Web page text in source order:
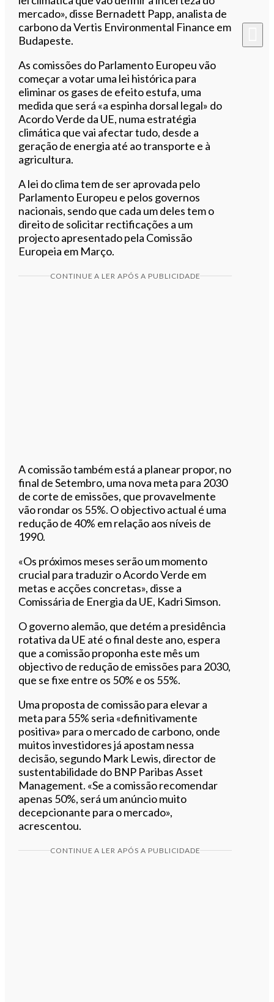
mercado», disse Bernadett Papp, analista de
carbono da Vertis Environmental Finance em
Budapeste.
As comissões do Parlamento Europeu vão
começar a votar uma lei histórica para
eliminar os gases de efeito estufa, uma
medida que será «a espinha dorsal legal» do
Acordo Verde da UE, numa estratégia
climática que vai afectar tudo, desde a
geração de energia até ao transporte e à
agricultura.
A lei do clima tem de ser aprovada pelo
Parlamento Europeu e pelos governos
nacionais, sendo que cada um deles tem o
direito de solicitar rectificações a um
projecto apresentado pela Comissão
Europeia em Março.
CONTINUE A LER APÓS A PUBLICIDADE
A comissão também está a planear propor, no
final de Setembro, uma nova meta para 2030
de corte de emissões, que provavelmente
vão rondar os 55%. O objectivo actual é uma
redução de 40% em relação aos níveis de
1990.
«Os próximos meses serão um momento
crucial para traduzir o Acordo Verde em
metas e acções concretas», disse a
Comissária de Energia da UE, Kadri Simson.
O governo alemão, que detém a presidência
rotativa da UE até o final deste ano, espera
que a comissão proponha este mês um
objectivo de redução de emissões para 2030,
que se fixe entre os 50% e os 55%.
Uma proposta de comissão para elevar a
meta para 55% seria «definitivamente
positiva» para o mercado de carbono, onde
muitos investidores já apostam nessa
decisão, segundo Mark Lewis, director de
sustentabilidade do BNP Paribas Asset
Management. «Se a comissão recomendar
apenas 50%, será um anúncio muito
decepcionante para o mercado»,
acrescentou.
CONTINUE A LER APÓS A PUBLICIDADE